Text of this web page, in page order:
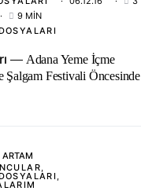
9 MIN
Adana Yeme İçme
Şalgam Festivali Öncesinde